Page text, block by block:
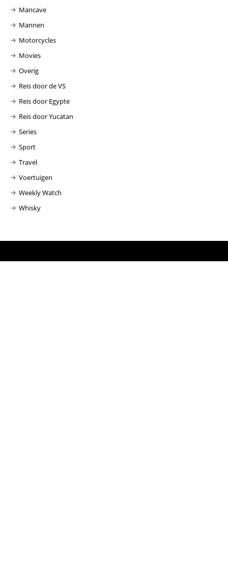
Mancave
Mannen
Motorcycles
Movies
Overig
Reis door de VS
Reis door Egypte
Reis door Yucatan
Series
Sport
Travel
Voertuigen
Weekly Watch
Whisky